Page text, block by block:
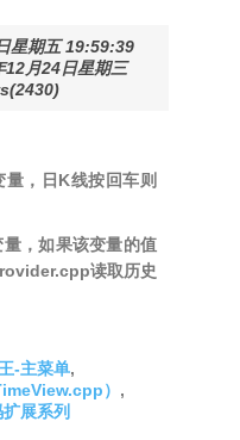
星期五 19:59:39
月24日星期三
，日K线按回车则
，如果该变量的值
读取历史
-主菜单,
） ,
展系列